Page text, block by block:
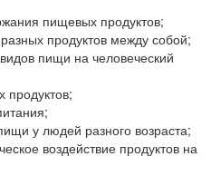
пищевых продуктов;
продуктов между собой;
пищи на человеческий
продуктов;
у людей разного возраста;
воздействие продуктов на